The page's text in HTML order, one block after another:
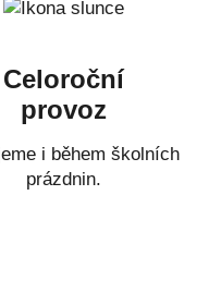
Celoroční
provoz
i během školních
prázdnin.